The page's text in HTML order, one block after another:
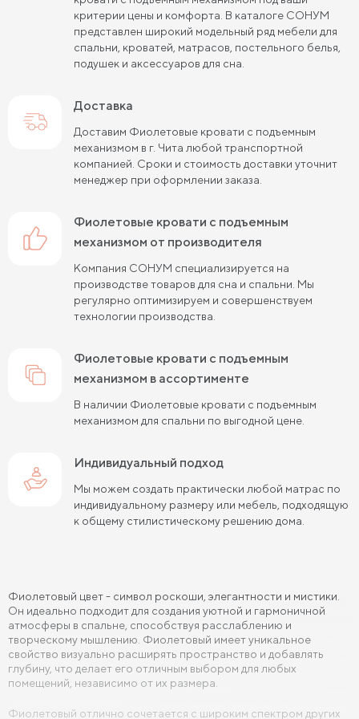
Кровати черного цвета Кровати бежевого цвета
Кровати шириной 80 см (Узкие)
Кровати шириной 140 см
Кровати шириной 180 см Кровати шириной 200 см
Высокие кровати Низкие кровати
Кровати длиной 180 см
Кровати длиной 200 см
Кровати 80х180 см (для маленькой комнаты)
Кровати 90х180 см Кровати 120х180 см
Кровати 90х190 см Кровати 120х190 см
Кровати 140х190 см Кровати 160х190 см
Кровати 80х200 см Кровати 90х200 см
Кровати 120х200 см Кровати 140х200 см
Кровати с подъемным механизмом
Кровати для взрослых Кровати с ящиками
Кровати 160 х 200 с подъемным механизмом и ящиками
критерии цены и комфорта. В каталоге СОНУМ
представлен широкий модельный ряд мебели для
спальни, кроватей, матрасов, постельного белья,
подушек и аксессуаров для сна.
Доставка
Доставим Фиолетовые кровати с подъемным
механизмом в г. Чита любой транспортной
компанией. Сроки и стоимость доставки уточнит
менеджер при оформлении заказа.
Фиолетовые кровати с подъемным
механизмом от производителя
Компания СОНУМ специализируется на
производстве товаров для сна и спальни. Мы
регулярно оптимизируем и совершенствуем
технологии производства.
Фиолетовые кровати с подъемным
механизмом в ассортименте
В наличии Фиолетовые кровати с подъемным
механизмом для спальни по выгодной цене.
Индивидуальный подход
Мы можем создать практически любой матрас по
индивидуальному размеру или мебель, подходящую
к общему стилистическому решению дома.
Фиолетовый цвет - символ роскоши, элегантности и мистики.
Он идеально подходит для создания уютной и гармоничной
атмосферы в спальне, способствуя расслаблению и
творческому мышлению. Фиолетовый имеет уникальное
свойство визуально расширять пространство и добавлять
глубину, что делает его отличным выбором для любых
помещений, независимо от их размера.
Фиолетовый отлично сочетается с широким спектром других